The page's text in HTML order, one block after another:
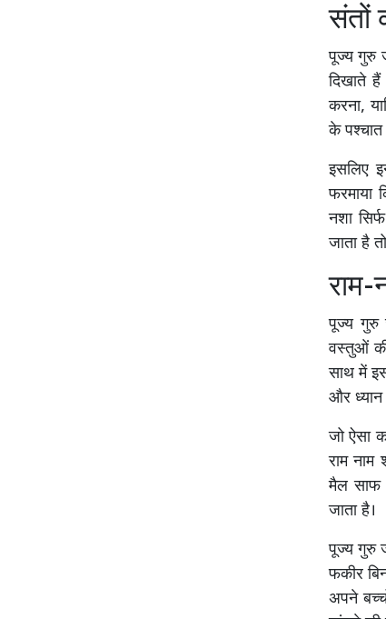
संतों
पूज्य गुरु
दिखाते
करना,
के पश्चात
इसलिए
फरमाया
नशा
जाता है
पूज्य गुरु
वस्तुओं
साथ में
और ध्यान
जो ऐसा
राम
मैल साफ
जाता है।
पूज्य गुरु
फकीर
अपने